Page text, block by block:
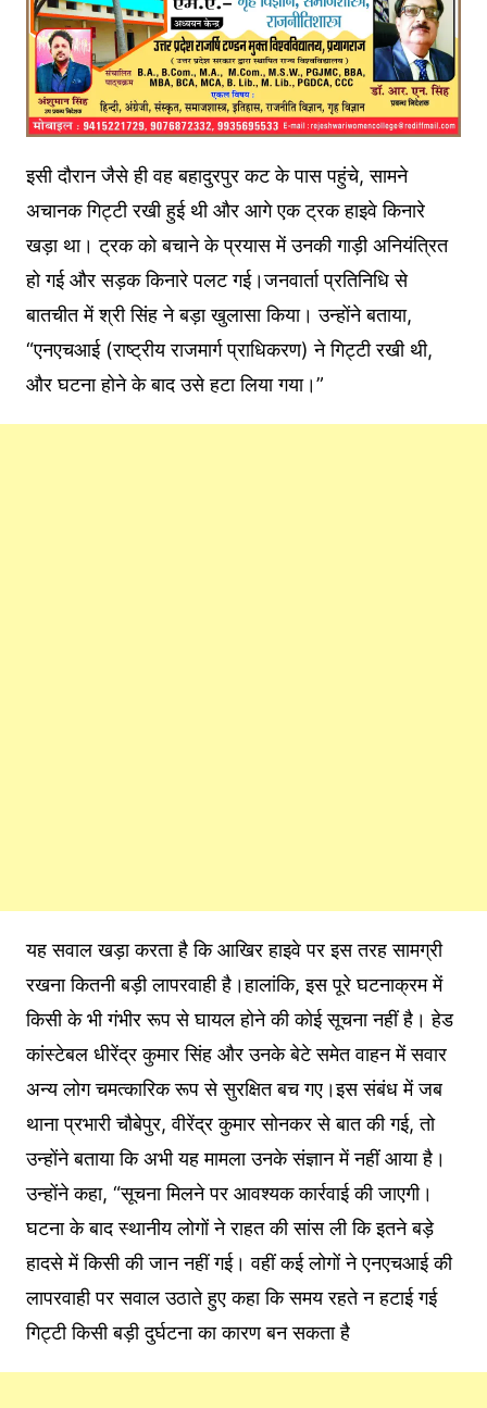
इसी दौरान जैसे ही वह बहादुरपुर कट के पास पहुंचे, सामने
अचानक गिट्टी रखी हुई थी और आगे एक ट्रक हाइवे किनारे
खड़ा था। ट्रक को बचाने के प्रयास में उनकी गाड़ी अनियंत्रित
हो गई और सड़क किनारे पलट गई।जनवार्ता प्रतिनिधि से
बातचीत में श्री सिंह ने बड़ा खुलासा किया। उन्होंने बताया,
“एनएचआई (राष्ट्रीय राजमार्ग प्राधिकरण) ने गिट्टी रखी थी,
और घटना होने के बाद उसे हटा लिया गया।”
यह सवाल खड़ा करता है कि आखिर हाइवे पर इस तरह सामग्री
रखना कितनी बड़ी लापरवाही है।हालांकि, इस पूरे घटनाक्रम में
किसी के भी गंभीर रूप से घायल होने की कोई सूचना नहीं है। हेड
कांस्टेबल धीरेंद्र कुमार सिंह और उनके बेटे समेत वाहन में सवार
अन्य लोग चमत्कारिक रूप से सुरक्षित बच गए।इस संबंध में जब
थाना प्रभारी चौबेपुर, वीरेंद्र कुमार सोनकर से बात की गई, तो
उन्होंने बताया कि अभी यह मामला उनके संज्ञान में नहीं आया है।
उन्होंने कहा, “सूचना मिलने पर आवश्यक कार्रवाई की जाएगी।
घटना के बाद स्थानीय लोगों ने राहत की सांस ली कि इतने बड़े
हादसे में किसी की जान नहीं गई। वहीं कई लोगों ने एनएचआई की
लापरवाही पर सवाल उठाते हुए कहा कि समय रहते न हटाई गई
गिट्टी किसी बड़ी दुर्घटना का कारण बन सकता है